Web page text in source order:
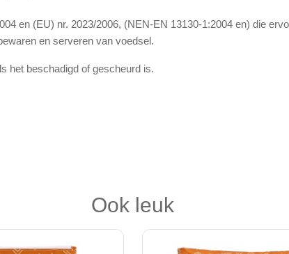
en (EU) nr. 2023/2006, (NEN-EN 13130-1:2004 en) die
en serveren van voedsel.
het beschadigd of gescheurd is.
Ook leuk